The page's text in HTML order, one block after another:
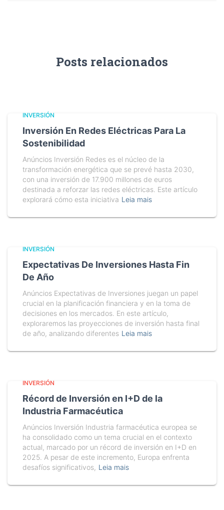
Posts relacionados
INVERSIÓN
Inversión En Redes Eléctricas Para La
Sostenibilidad
Anúncios Inversión Redes es el núcleo de la
transformación energética que se prevé hasta 2030,
con una inversión de 17.900 millones de euros
destinada a reforzar las redes eléctricas. Este artículo
explorará cómo esta iniciativa Leia mais
INVERSIÓN
Expectativas De Inversiones Hasta Fin
De Año
Anúncios Expectativas de Inversiones juegan un papel
crucial en la planificación financiera y en la toma de
decisiones en los mercados. En este artículo,
exploraremos las proyecciones de inversión hasta final
de año, analizando diferentes Leia mais
INVERSIÓN
Récord de Inversión en I+D de la
Industria Farmacéutica
Anúncios Inversión Industria farmacéutica europea se
ha consolidado como un tema crucial en el contexto
actual, marcado por un récord de inversión en I+D en
2025. A pesar de este incremento, Europa enfrenta
desafíos significativos, Leia mais